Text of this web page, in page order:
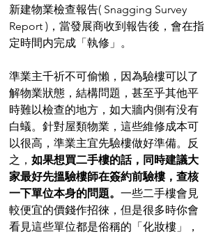
新建物業檢查報告( Snagging Survey
Report )，當發展商收到報告後，會在指
定時間内完成「執修」。
準業主千祈不可偷懶，因為驗樓可以了
解物業狀態，結構問題，甚至乎其他平
時難以檢查的地方，如大牆内側有没有
白蟻。針對屋類物業，這些維修成本可
以很高，準業主宜先驗樓做好準備。反
之， 如果想買二手樓的話，同時建議大
家最好先搵驗樓師在簽約前驗樓，查核
一下單位本身的問題。 一些二手樓會見
較便宜的價錢作招徠，但是很多時你會
看見這些單位都是俗稱的「化妝樓」，